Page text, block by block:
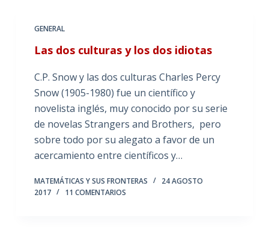
GENERAL
Las dos culturas y los dos idiotas
C.P. Snow y las dos culturas Charles Percy
Snow (1905-1980) fue un científico y
novelista inglés, muy conocido por su serie
de novelas Strangers and Brothers, pero
sobre todo por su alegato a favor de un
acercamiento entre científicos y…
MATEMÁTICAS Y SUS FRONTERAS
24 AGOSTO
2017
11 COMENTARIOS